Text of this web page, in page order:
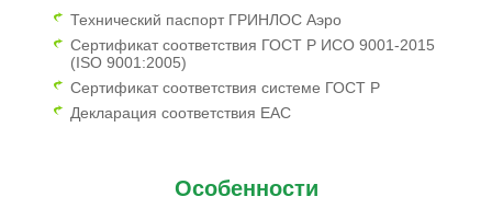
Технический паспорт ГРИНЛОС Аэро
Сертификат соответствия ГОСТ Р ИСО 9001-2015
(ISO 9001:2005)
Сертификат соответствия системе ГОСТ Р
Декларация соответствия EAC
Особенности